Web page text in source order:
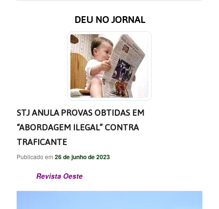
DEU NO JORNAL
STJ ANULA PROVAS OBTIDAS EM
“ABORDAGEM ILEGAL” CONTRA
TRAFICANTE
Publicado em26 de junho de 2023
Revista Oeste